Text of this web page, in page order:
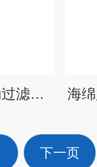
BQS-19北京全自动过滤器完整性测试仪厂家 海
下一页